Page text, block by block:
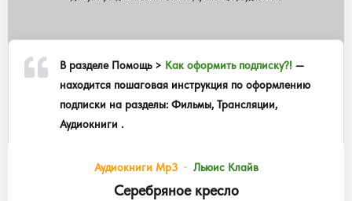
В разделе Помощь > Как оформить подписку?! —
находится пошаговая инструкция по оформлению
подписки на разделы: Фильмы, Трансляции,
Аудиокниги .
Аудиокниги Mp3 Льюис Клайв
Серебряное кресло